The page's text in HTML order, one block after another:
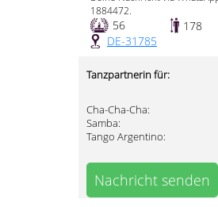
1884472.
56
178
DE-31785
Tanzpartnerin für:
Cha-Cha-Cha:
Samba:
Tango Argentino:
Nachricht senden